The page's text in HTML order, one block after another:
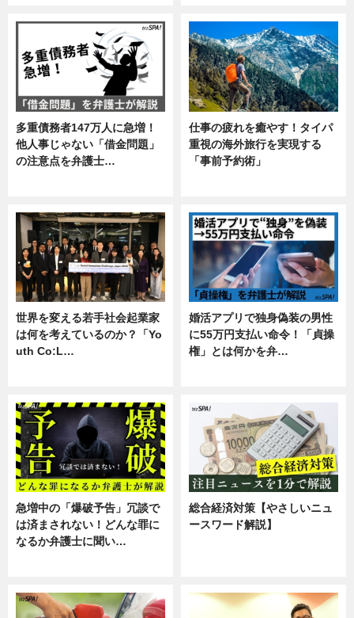
多重債務者147万人に急増！
他人事じゃない「借金問題」
の注意点を弁護士…
仕事の疲れを癒やす！タイパ
重視の海外旅行を実現する
「事前予約術」
世界を変える若手社会起業家
は何を考えているのか？「Yo
uth Co:L…
婚活アプリで独身偽装の男性
に55万円支払い命令！「貞操
権」とは何かを弁…
急増中の「爆破予告」冗談で
は済まされない！どんな罪に
なるか弁護士に聞い…
総合経済対策【やさしいニュ
ースワード解説】